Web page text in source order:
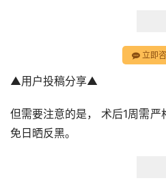
立即
▲用户投稿分享▲
但需要注意的是， 术后1周需
免日晒反黑。